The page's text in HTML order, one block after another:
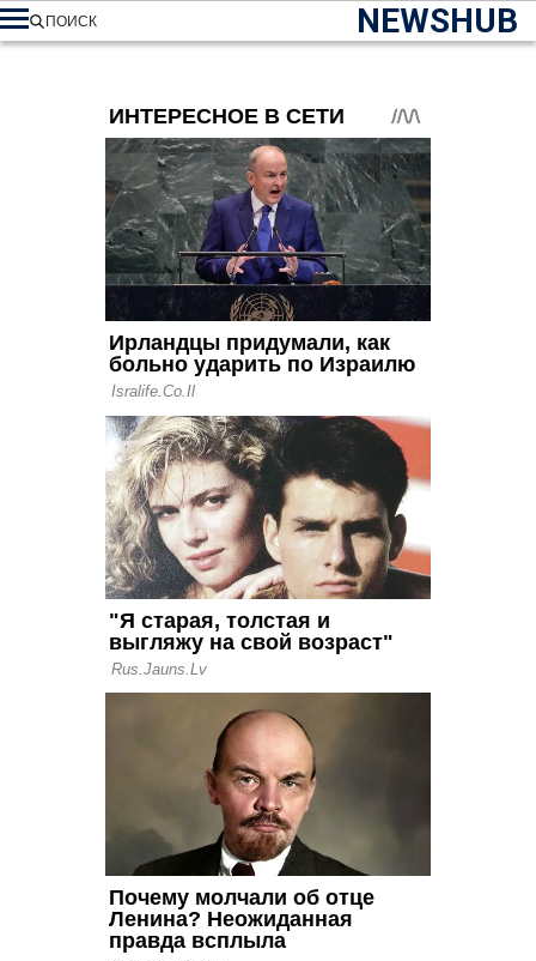
NEWSHUB
ПОИСК